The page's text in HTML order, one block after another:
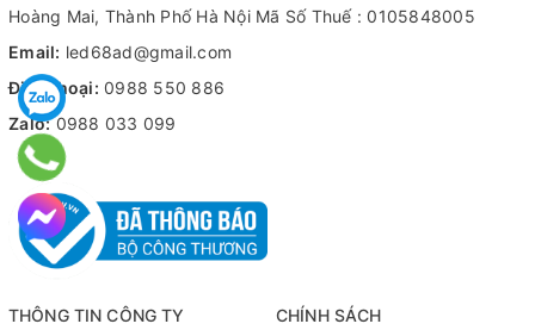
THÔNG TIN CÔNG TY CHÍNH SÁCH
Hoàng Mai, Thành Phố Hà Nội Mã Số Thuế : 0105848005
Email: led68ad@gmail.com
Điện thoại: 0988 550 886
Zalo: 0988 033 099